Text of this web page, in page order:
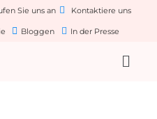
Sie uns an Kontaktiere uns
Bloggen In der Presse